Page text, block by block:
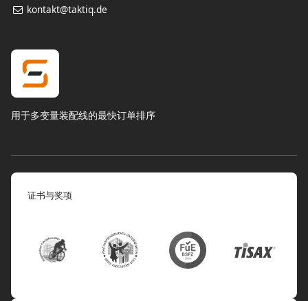
kontakt@taktiq.de
用于多变量装配线的最快订单排序
证书与奖项